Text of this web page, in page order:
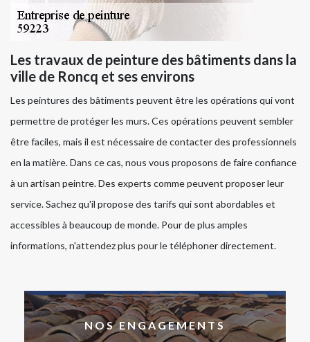
Les travaux de peinture des bâtiments dans la
ville de Roncq et ses environs
Les peintures des bâtiments peuvent être les opérations qui vont
permettre de protéger les murs. Ces opérations peuvent sembler
être faciles, mais il est nécessaire de contacter des professionnels
en la matière. Dans ce cas, nous vous proposons de faire confiance
à un artisan peintre. Des experts comme peuvent proposer leur
service. Sachez qu'il propose des tarifs qui sont abordables et
accessibles à beaucoup de monde. Pour de plus amples
informations, n'attendez plus pour le téléphoner directement.
NOS ENGAGEMENTS